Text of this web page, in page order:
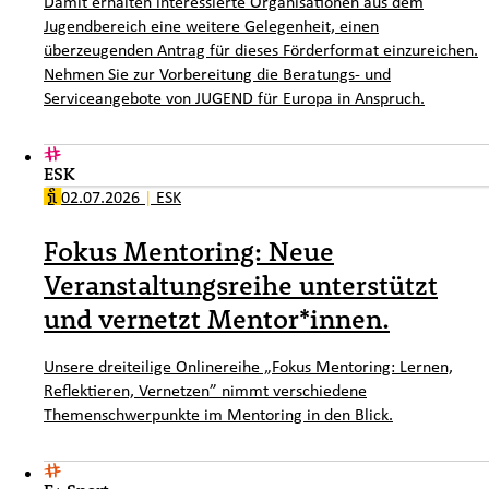
Jugendbereich eine weitere Gelegenheit, einen
überzeugenden Antrag für dieses Förderformat einzureichen.
Nehmen Sie zur Vorbereitung die Beratungs- und
Serviceangebote von JUGEND für Europa in Anspruch.
ESK
02.07.2026 | ESK
Fokus Mentoring: Neue
Veranstaltungsreihe unterstützt
und vernetzt Mentor*innen.
Unsere dreiteilige Onlinereihe „Fokus Mentoring: Lernen,
Reflektieren, Vernetzen” nimmt verschiedene
Themenschwerpunkte im Mentoring in den Blick.